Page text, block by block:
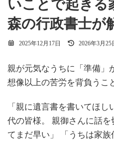
いことで起きる
森の行政書士が
2025年12月17日
最
新
時
2026年3月25
親が元気なうちに「準備」
想像以上の苦労を背負うこ
「親に遺言書を書いてほ
代の皆様。 親御さんに話
てまだ早い」 「うちは家族